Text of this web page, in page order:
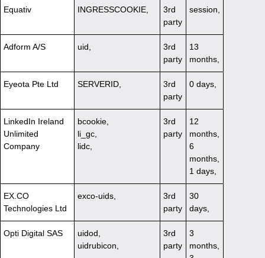
Equativ INGRESSCOOKIE,
3rd
party
session,
Adform A/S uid,
3rd
party
13
months,
Eyeota Pte Ltd SERVERID,
3rd
party
0 days,
LinkedIn Ireland
Unlimited
Company
bcookie,
li_gc,
lidc,
3rd
party
12
months,
6
months,
1 days,
EX.CO
Technologies Ltd
exco-uids,
3rd
party
30
days,
Opti Digital SAS
uidod,
uidrubicon,
3rd
party
3
months,